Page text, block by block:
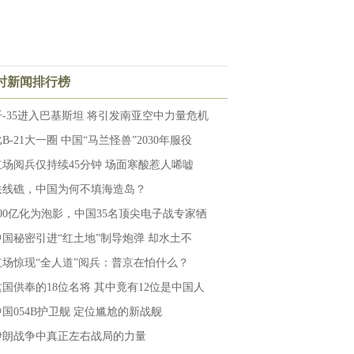
新闻排行榜
-35进入巴基斯坦 将引发南亚空中力量危机
B-21大一圈 中国“马兰怪兽”2030年服役
场阅兵仅持续45分钟 场面寒酸惹人唏嘘
线礁，中国为何不填海造岛？
亿化为泡影，中国35名顶尖电子战专家牺
国秘密引进“红土地”制导炮弹 却水土不
场惊现“全人道”阅兵：普京在怕什么？
国供奉的18位名将 其中竟有12位是中国人
国054B护卫舰 定位尴尬的新战舰
朗战争中真正左右战局的力量